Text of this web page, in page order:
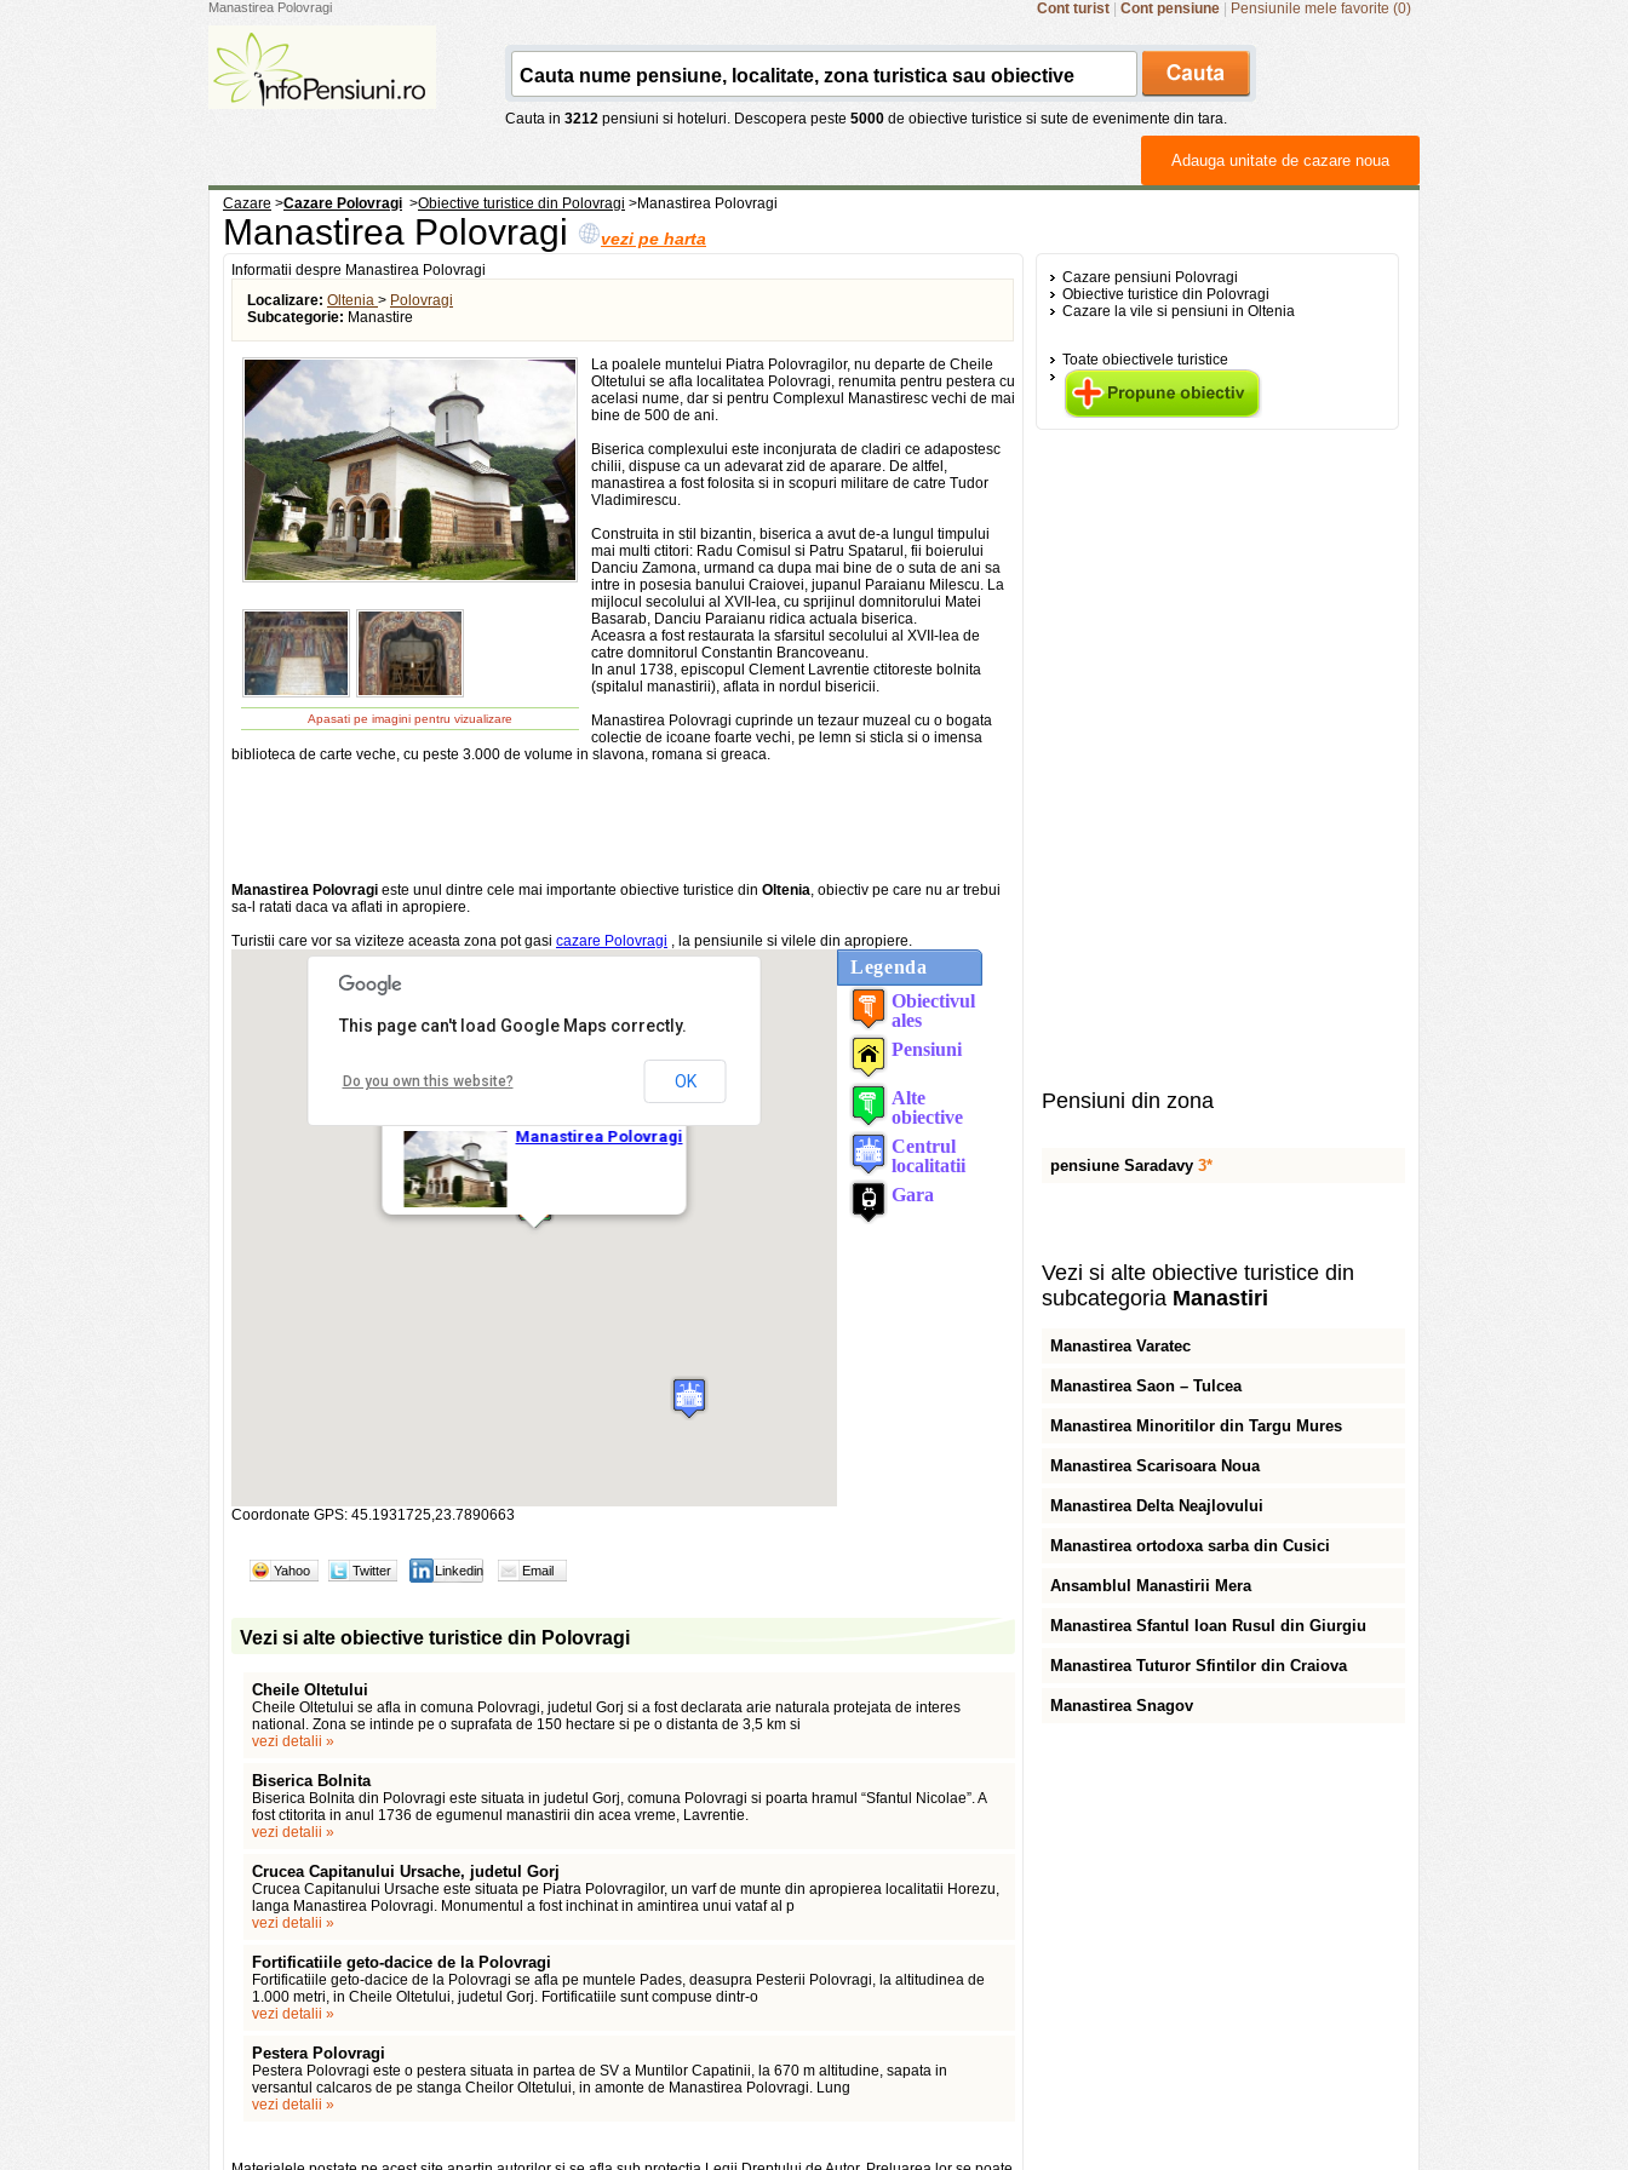
Manastirea Polovragi Cont turist Cont pensiune Pensiunile mele favorite (0)
Cauta in 3212 pensiuni si hoteluri. Descopera peste 5000 de obiective turistice si sute de evenimente din tara.
Adauga unitate de cazare noua
Cazare >Cazare Polovragi >Obiective turistice din Polovragi >Manastirea Polovragi
Manastirea Polovragi vezi pe harta
Informatii despre Manastirea Polovragi
Localizare: Oltenia > Polovragi
Subcategorie: Manastire
Apasati pe imagini pentru vizualizare
La poalele muntelui Piatra Polovragilor, nu departe de Cheile
Oltetului se afla localitatea Polovragi, renumita pentru pestera cu
acelasi nume, dar si pentru Complexul Manastiresc vechi de mai
bine de 500 de ani.
Biserica complexului este inconjurata de cladiri ce adapostesc
chilii, dispuse ca un adevarat zid de aparare. De altfel,
manastirea a fost folosita si in scopuri militare de catre Tudor
Vladimirescu.
Construita in stil bizantin, biserica a avut de-a lungul timpului
mai multi ctitori: Radu Comisul si Patru Spatarul, fii boierului
Danciu Zamona, urmand ca dupa mai bine de o suta de ani sa
intre in posesia banului Craiovei, jupanul Paraianu Milescu. La
mijlocul secolului al XVII-lea, cu sprijinul domnitorului Matei
Basarab, Danciu Paraianu ridica actuala biserica.
Aceasra a fost restaurata la sfarsitul secolului al XVII-lea de
catre domnitorul Constantin Brancoveanu.
In anul 1738, episcopul Clement Lavrentie ctitoreste bolnita
(spitalul manastirii), aflata in nordul bisericii.
Manastirea Polovragi cuprinde un tezaur muzeal cu o bogata
colectie de icoane foarte vechi, pe lemn si sticla si o imensa
biblioteca de carte veche, cu peste 3.000 de volume in slavona, romana si greaca.
Manastirea Polovragi este unul dintre cele mai importante obiective turistice din Oltenia, obiectiv pe care nu ar trebui
sa-l ratati daca va aflati in apropiere.
Turistii care vor sa viziteze aceasta zona pot gasi cazare Polovragi , la pensiunile si vilele din apropiere.
Coordonate GPS: 45.1931725,23.7890663
Yahoo Twitter Linkedin Email
Vezi si alte obiective turistice din Polovragi
Cheile Oltetului
Cheile Oltetului se afla in comuna Polovragi, judetul Gorj si a fost declarata arie naturala protejata de interes
national. Zona se intinde pe o suprafata de 150 hectare si pe o distanta de 3,5 km si
vezi detalii »
Biserica Bolnita
Biserica Bolnita din Polovragi este situata in judetul Gorj, comuna Polovragi si poarta hramul “Sfantul Nicolae”. A
fost ctitorita in anul 1736 de egumenul manastirii din acea vreme, Lavrentie.
vezi detalii »
Crucea Capitanului Ursache, judetul Gorj
Crucea Capitanului Ursache este situata pe Piatra Polovragilor, un varf de munte din apropierea localitatii Horezu,
langa Manastirea Polovragi. Monumentul a fost inchinat in amintirea unui vataf al p
vezi detalii »
Fortificatiile geto-dacice de la Polovragi
Fortificatiile geto-dacice de la Polovragi se afla pe muntele Pades, deasupra Pesterii Polovragi, la altitudinea de
1.000 metri, in Cheile Oltetului, judetul Gorj. Fortificatiile sunt compuse dintr-o
vezi detalii »
Pestera Polovragi
Pestera Polovragi este o pestera situata in partea de SV a Muntilor Capatinii, la 670 m altitudine, sapata in
versantul calcaros de pe stanga Cheilor Oltetului, in amonte de Manastirea Polovragi. Lung
vezi detalii »
Cazare pensiuni Polovragi
Obiective turistice din Polovragi
Cazare la vile si pensiuni in Oltenia
Toate obiectivele turistice
Pensiuni din zona
pensiune Saradavy 3*
Vezi si alte obiective turistice din
subcategoria Manastiri
Manastirea Varatec
Manastirea Saon – Tulcea
Manastirea Minoritilor din Targu Mures
Manastirea Scarisoara Noua
Manastirea Delta Neajlovului
Manastirea ortodoxa sarba din Cusici
Ansamblul Manastirii Mera
Manastirea Sfantul Ioan Rusul din Giurgiu
Manastirea Tuturor Sfintilor din Craiova
Manastirea Snagov